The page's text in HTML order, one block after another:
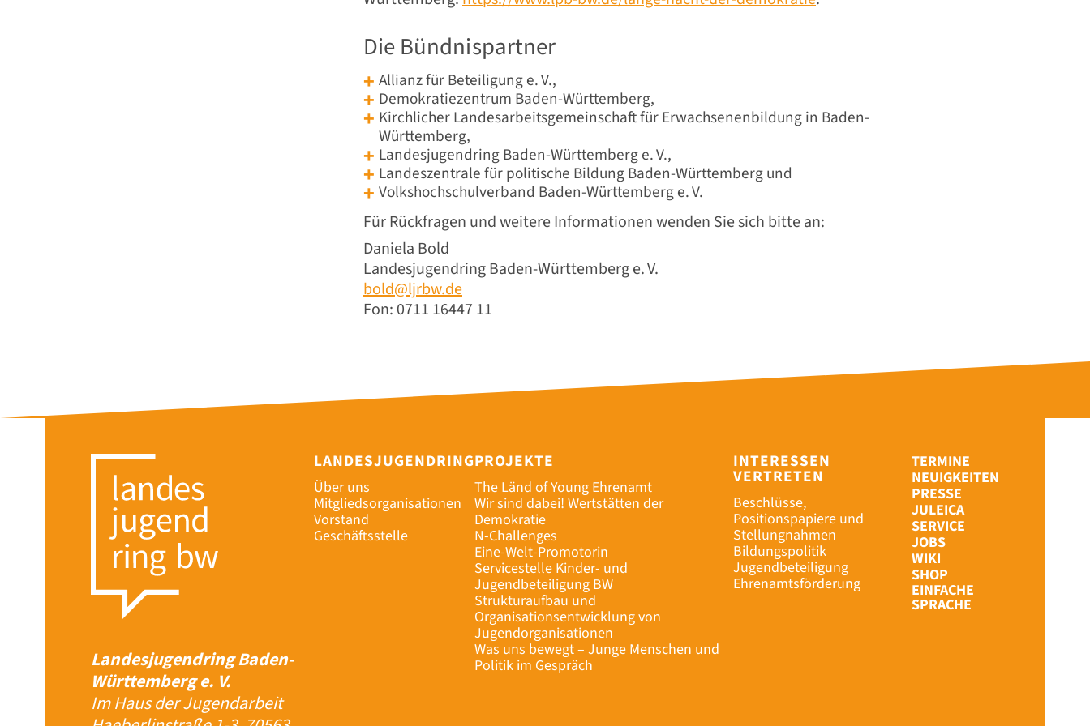
Die Bündnispartner
Allianz für Beteiligung e. V.,
Demokratiezentrum Baden-Württemberg,
Kirchlicher Landesarbeitsgemeinschaft für Erwachsenenbildung in Baden-
Württemberg,
Landesjugendring Baden-Württemberg e. V.,
Landeszentrale für politische Bildung Baden-Württemberg und
Volkshochschulverband Baden-Württemberg e. V.
Für Rückfragen und weitere Informationen wenden Sie sich bitte an:
Daniela Bold
Landesjugendring Baden-Württemberg e. V.
bold@ljrbw.de
Fon: 0711 16447 11
Landesjugendring Baden-
Württemberg e. V.
Im Haus der Jugendarbeit
LANDESJUGENDRING
Über uns
Mitgliedsorganisationen
Vorstand
Geschäftsstelle
PROJEKTE
The Länd of Young Ehrenamt
Wir sind dabei! Wertstätten der
Demokratie
N-Challenges
Eine-Welt-Promotorin
Servicestelle Kinder- und
Jugendbeteiligung BW
Strukturaufbau und
Organisationsentwicklung von
Jugendorganisationen
Was uns bewegt – Junge Menschen und
Politik im Gespräch
INTERESSEN
VERTRETEN
Beschlüsse,
Positionspapiere und
Stellungnahmen
Bildungspolitik
Jugendbeteiligung
Ehrenamtsförderung
TERMINE
NEUIGKEITEN
PRESSE
JULEICA
SERVICE
JOBS
WIKI
SHOP
EINFACHE
SPRACHE